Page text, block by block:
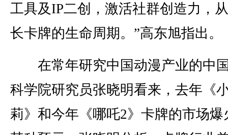
工具及IP二创，激活社群创造力，
长卡牌的生命周期。”高东旭指出。
在常年研究中国动漫产业的中
科学院研究员张晓明看来，去年《
莉》和今年《哪吒2》卡牌的市场爆